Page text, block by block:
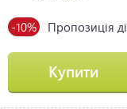
-10% Пропозиція
Купити